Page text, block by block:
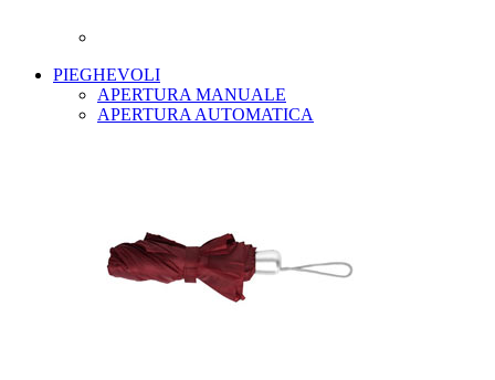
PIEGHEVOLI
APERTURA MANUALE
APERTURA AUTOMATICA